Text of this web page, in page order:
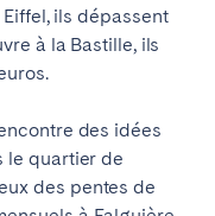
ils dépassent
à la Bastille, ils
des idées
le quartier de
des pentes de